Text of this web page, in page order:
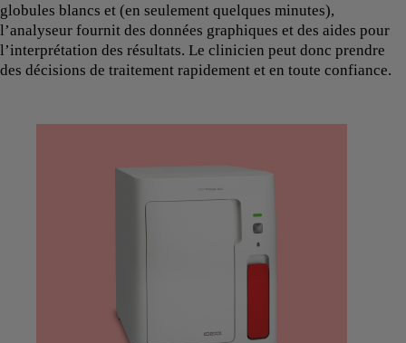
globules blancs et (en seulement quelques minutes),
l’analyseur fournit des données graphiques et des aides pour
l’interprétation des résultats. Le clinicien peut donc prendre
des décisions de traitement rapidement et en toute confiance.